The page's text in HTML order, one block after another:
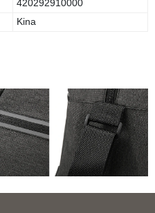
420292910000
Kina